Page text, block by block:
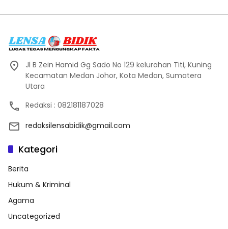
Jl B Zein Hamid Gg Sado No 129 kelurahan Titi, Kuning
Kecamatan Medan Johor, Kota Medan, Sumatera
Utara
Redaksi : 082181187028
redaksilensabidik@gmail.com
Kategori
Berita
Hukum & Kriminal
Agama
Uncategorized